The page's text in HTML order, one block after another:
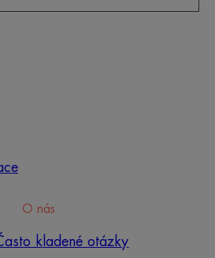
O nás
kladené otázky